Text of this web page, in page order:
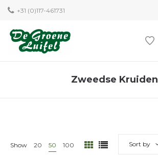
+31 (0)117-461731
Zweedse Kruiden
Show 20 50 100 Sort by